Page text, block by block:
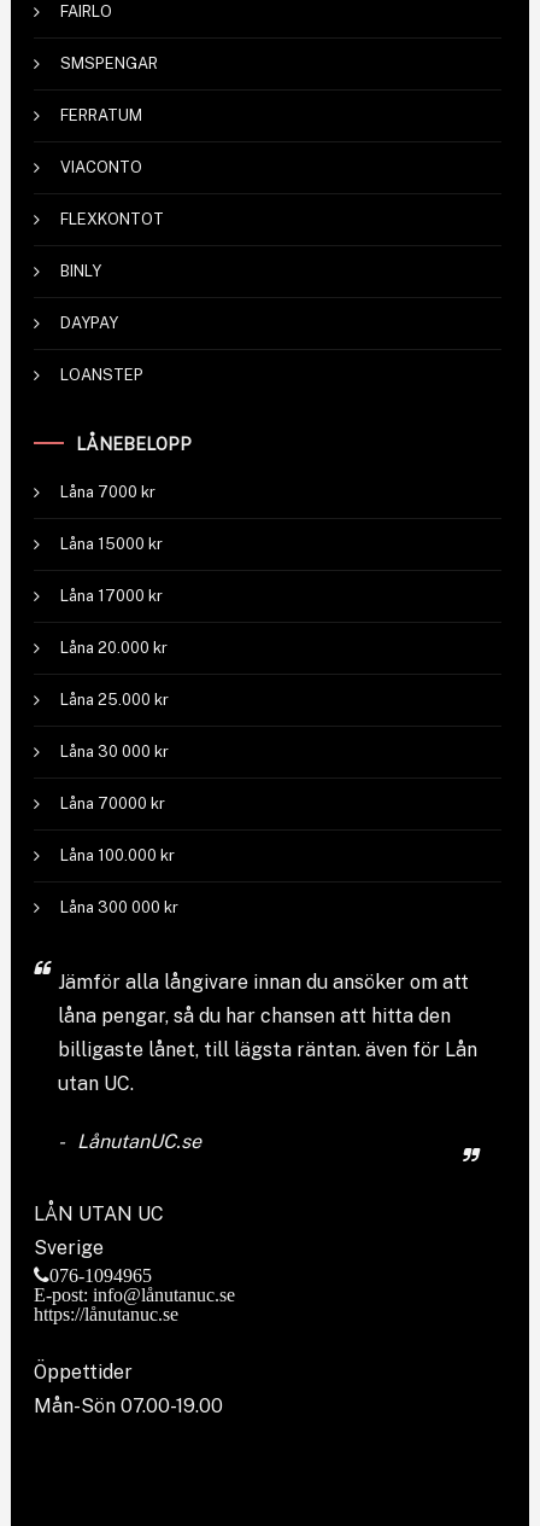
FAIRLO
SMSPENGAR
FERRATUM
VIACONTO
FLEXKONTOT
BINLY
DAYPAY
LOANSTEP
LÅNEBELOPP
Låna 7000 kr
Låna 15000 kr
Låna 17000 kr
Låna 20.000 kr
Låna 25.000 kr
Låna 30 000 kr
Låna 70000 kr
Låna 100.000 kr
Låna 300 000 kr
Jämför alla långivareinnan du ansöker om att
låna pengar, så du har chansen att hitta den
billigaste lånet, till lägsta räntan. även för Lån
utan UC.
LånutanUC.se
LÅN UTAN UC
Sverige
076-1094965
E-post: info@lånutanuc.se
https://lånutanuc.se
Öppettider
Mån-Sön 07.00-19.00